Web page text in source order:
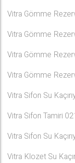
Vitra Gömme
Vitra Gömme
Vitra Gömme
Vitra Gömme
Vitra Sifon Su
Vitra Sifon Tamiri
Vitra Sifon Su
Vitra Klozet Su